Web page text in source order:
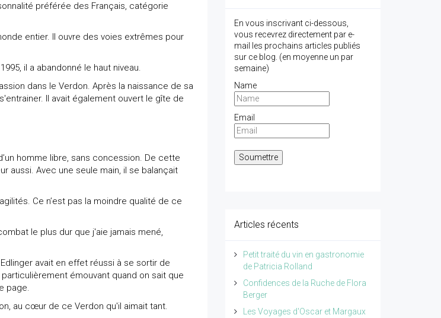
préférée des Français, catégorie
entier. Il ouvre des voies extrêmes pour
il a abandonné le haut niveau.
dans le Verdon. Après la naissance de sa
Il avait également ouvert le gîte de
homme libre, sans concession. De cette
aussi. Avec une seule main, il se balançait
Ce n’est pas la moindre qualité de ce
le plus dur que j'aie jamais mené,
avait en effet réussi à se sortir de
émouvant quand on sait que
page.
au cœur de ce Verdon qu'il aimait tant.
En vous inscrivant ci-dessous,
vous recevrez directement par e-
mail les prochains articles publiés
sur ce blog. (en moyenne un par
semaine)
Name
Email
Articles récents
Petit traité du vin en gastronomie
de Patricia Rolland
Confidences de la Ruche de Flora
Berger
Les Voyages d'Oscar et Margaux